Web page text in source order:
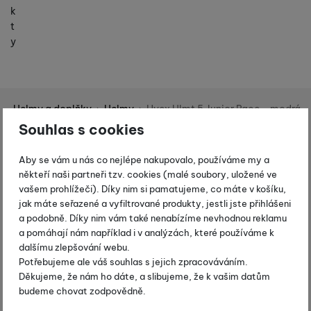
Souhlas s cookies
Aby se vám u nás co nejlépe nakupovalo, používáme my a
někteří naši partneři tzv. cookies (malé soubory, uložené ve
vašem prohlížeči). Díky nim si pamatujeme, co máte v košíku,
jak máte seřazené a vyfiltrované produkty, jestli jste přihlášeni
a podobně. Díky nim vám také nenabízíme nevhodnou reklamu
a pomáhají nám například i v analýzách, které používáme k
dalšímu zlepšování webu.
Potřebujeme ale váš souhlas s jejich zpracováváním.
Děkujeme, že nám ho dáte, a slibujeme, že k vašim datům
budeme chovat zodpovědně.
k
t
y
Helmy a doplňky Helmy Uvex Hlmt 5 Junior Race - modrá
Fotografie